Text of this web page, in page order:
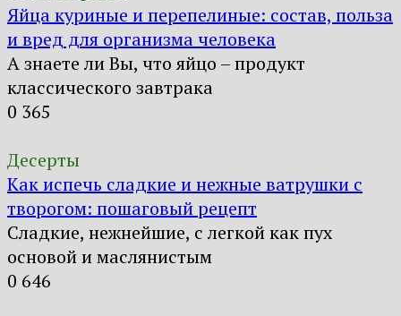
Яйца куриные и перепелиные: состав, польза
и вред для организма человека
А знаете ли Вы, что яйцо – продукт
классического завтрака
0 365
Десерты
Как испечь сладкие и нежные ватрушки с
творогом: пошаговый рецепт
Сладкие, нежнейшие, с легкой как пух
основой и маслянистым
0 646